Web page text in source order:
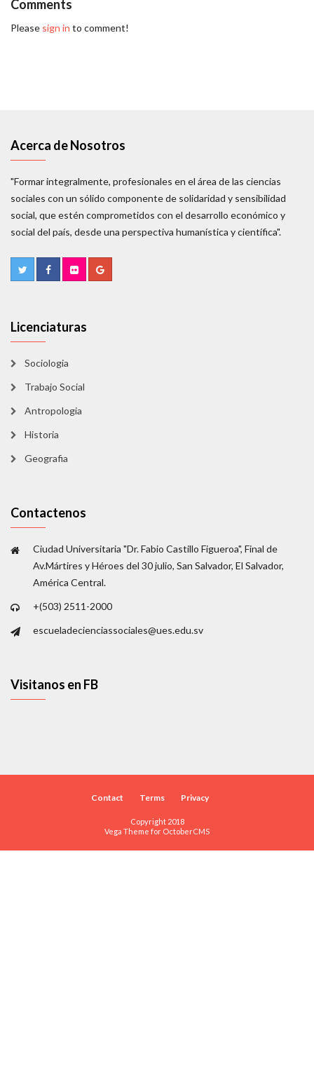
Comments
Please sign in to comment!
Acerca de Nosotros
"Formar integralmente, profesionales en el área de las ciencias
sociales con un sólido componente de solidaridad y sensibilidad
social, que estén comprometidos con el desarrollo económico y
social del país, desde una perspectiva humanística y científica".
Licenciaturas
Sociologia
Trabajo Social
Antropologia
Historia
Geografia
Contactenos
Ciudad Universitaria "Dr. Fabio Castillo Figueroa", Final de
Av.Mártires y Héroes del 30 julio, San Salvador, El Salvador,
América Central.
+(503) 2511-2000
escueladecienciassociales@ues.edu.sv
Visitanos en FB
Contact Terms Privacy
Copyright 2018
Vega Theme for OctoberCMS